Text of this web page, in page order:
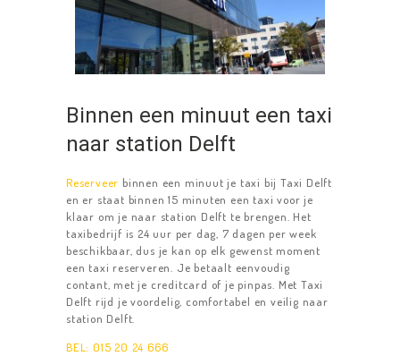
TAXIDIENSTEN
TAXI DELFT
CONTACT
Binnen een minuut een taxi
naar station Delft
Reserveer binnen een minuut je taxi bij Taxi Delft
en er staat binnen 15 minuten een taxi voor je
klaar om je naar station Delft te brengen. Het
taxibedrijf is 24 uur per dag, 7 dagen per week
beschikbaar, dus je kan op elk gewenst moment
een taxi reserveren. Je betaalt eenvoudig
contant, met je creditcard of je pinpas. Met Taxi
Delft rijd je voordelig, comfortabel en veilig naar
station Delft.
BEL: 015 20 24 666